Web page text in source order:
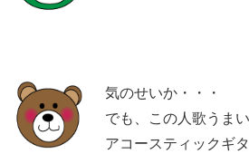
気のせいか・・・
でも、この人歌うま
アコースティックギ